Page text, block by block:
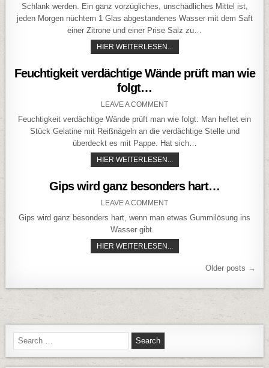
Schlank werden. Ein ganz vorzügliches, unschädliches Mittel ist,
jeden Morgen nüchtern 1 Glas abgestandenes Wasser mit dem Saft
einer Zitrone und einer Prise Salz zu…
HIER WEITERLESEN...
Feuchtigkeit verdächtige Wände prüft man wie
folgt…
LEAVE A COMMENTON FEUCHTIGKEIT
Feuchtigkeit verdächtige Wände prüft man wie folgt: Man heftet ein
Stück Gelatine mit Reißnägeln an die verdächtige Stelle und
überdeckt es mit Pappe. Hat sich…
HIER WEITERLESEN... FEUCHTIGKEIT
Gips wird ganz besonders hart…
LEAVE A COMMENTON GIPS WIRD GANZ
Gips wird ganz besonders hart, wenn man etwas Gummilösung ins
Wasser gibt.
HIER WEITERLESEN...
Older posts →
Search for: